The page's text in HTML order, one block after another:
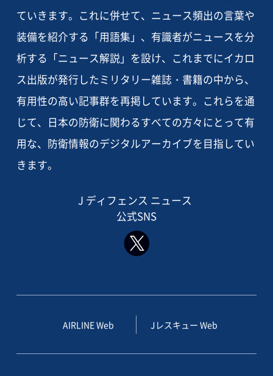
ていきます。これに併せて、ニュース頻出の言葉や
装備を紹介する「用語集」、有識者がニュースを分
析する「ニュース解説」を設け、これまでにイカロ
ス出版が発行したミリタリー雑誌・書籍の中から、
有用性の高い記事群を再掲しています。これらを通
じて、日本の防衛に関わるすべての方々にとって有
用な、防衛情報のデジタルアーカイブを目指してい
きます。
J ディフェンス ニュース
公式SNS
AIRLINE Web Jレスキュー Web